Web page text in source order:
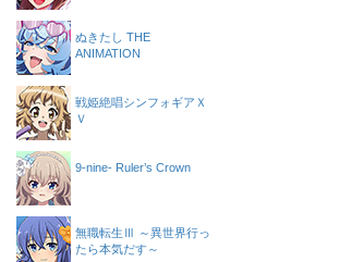
ぬきたし THE
ANIMATION
戦姫絶唱シンフォギアＸ
Ｖ
9-nine- Ruler’s Crown
無職転生Ⅲ ～異世界行っ
たら本気だす～